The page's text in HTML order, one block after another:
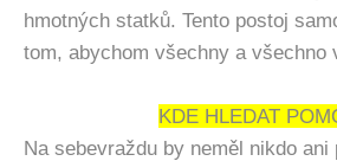
hmotných statků. Tento postoj
tom, abychom všechny a všechno
KDE HLEDAT
Na sebevraždu by neměl nikdo ani